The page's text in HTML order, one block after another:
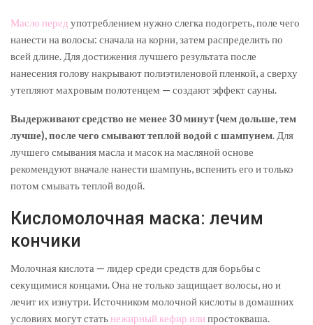
Масло перед употреблением нужно слегка подогреть, поле чего
нанести на волосы: сначала на корни, затем распределить по
всей длине. Для достижения лучшего результата после
нанесения голову накрывают полиэтиленовой пленкой, а сверху
утепляют махровым полотенцем — создают эффект сауны.
Выдерживают средство не менее 30 минут (чем дольше, тем
лучше), после чего смывают теплой водой с шампунем . Для
лучшего смывания масла и масок на масляной основе
рекомендуют вначале нанести шампунь, вспенить его и только
потом смывать теплой водой.
Кисломолочная маска: лечим
кончики
Молочная кислота — лидер среди средств для борьбы с
секущимися концами. Она не только защищает волосы, но и
лечит их изнутри. Источником молочной кислоты в домашних
условиях могут статьнежирный кефир или простокваша.